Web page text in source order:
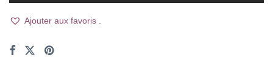
Ajouter aux favoris .